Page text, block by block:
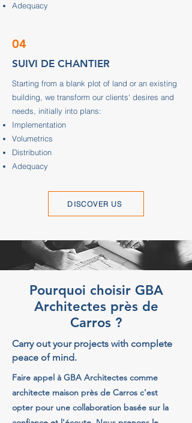
Adequacy
04
SUIVI DE CHANTIER
Starting from a blank plot of land or an existing
building, we transform our clients' desires and
needs, initially into plans:
Implementation
Volumetrics
Distribution
Adequacy
DISCOVER US
Pourquoi choisir GBA
Architectes près de
Carros ?
Carry out your projects with complete
peace of mind.
Faire appel à GBA Architectes comme
architecte maison près de Carros c'est
opter pour une collaboration basée sur la